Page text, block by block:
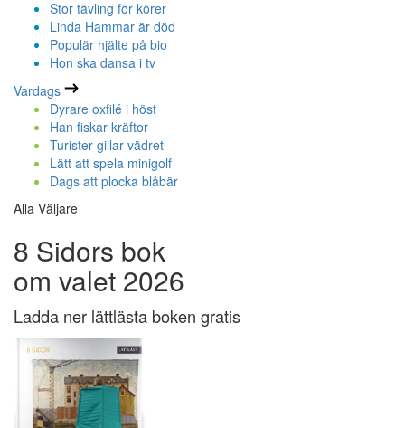
Stor tävling för körer
Linda Hammar är död
Populär hjälte på bio
Hon ska dansa i tv
Vardags
Dyrare oxfilé i höst
Han fiskar kräftor
Turister gillar vädret
Lätt att spela minigolf
Dags att plocka blåbär
Alla Väljare
8 Sidors bok
om valet 2026
Ladda ner lättlästa boken gratis